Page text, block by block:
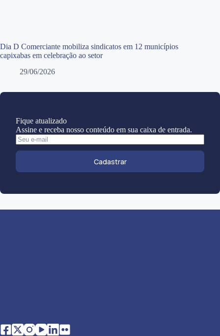
Dia D Comerciante mobiliza sindicatos em 12 municípios
capixabas em celebração ao setor
29/06/2026
Fique atualizado
Assine e receba nosso conteúdo em sua caixa de entrada.
Cadastrar